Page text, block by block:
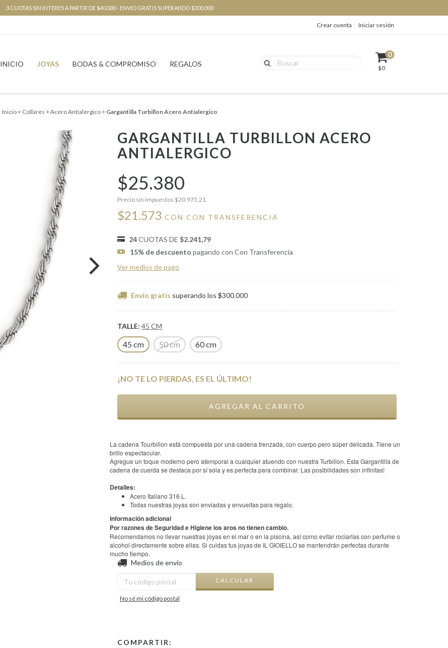
3 CUOTAS SIN INTERES A PARTIR DE $40.000 - ENVIO GRATIS SUPERANDO $300.000
Crear cuenta Iniciar sesión
INICIO JOYAS BODAS & COMPROMISO REGALOS
0
$0
Inicio > Collares > Acero Antialergico > Gargantilla Turbillon Acero Antialergico
GARGANTILLA TURBILLON ACERO
ANTIALERGICO
$25.380
Precio sin impuestos $20.975,21
$21.573 CON CON TRANSFERENCIA
24CUOTAS DE $2.241,79
15% de descuento pagando con Con Transferencia
Ver medios de pago
Envío gratis superando los $300.000
TALLE: 45 CM
45 cm 50 cm 60 cm
¡NO TE LO PIERDAS, ES EL ÚLTIMO!
La cadena Tourbillon está compuesta por una cadena trenzada, con cuerpo pero súper delicada. Tiene un
brillo espectacular.
Agregue un toque moderno pero atemporal a cualquier atuendo con nuestra Turbillon. Esta Gargantilla de
cadena de cuerda se destaca por sí sola y es perfecta para combinar. Las posibilidades son infinitas!
Detalles:
Acero Italiano 316 L.
Todas nuestras joyas son enviadas y envueltas para regalo.
Información adicional
Por razones de Seguridad e Higiene los aros no tienen cambio.
Recomendamos no llevar nuestras joyas en el mar o en la piscina, así como evitar rociarlas con perfume o
alcohol directamente sobre ellas. Si cuidas tus joyas de IL GIOIELLO se mantendrán perfectas durante
mucho tiempo.
Entregas para el CP:
Medios de envío
CALCULAR
No sé mi código postal
COMPARTIR: